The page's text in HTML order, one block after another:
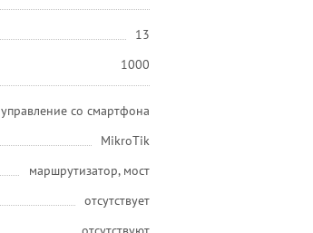
13
1000
управление со смартфона
MikroTik
маршрутизатор, мост
отсутствует